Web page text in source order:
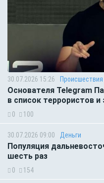
30.07.2026 15:26 Происшествия
Основателя Telegram
в список террористов
0 100
30.07.2026 09:00 Деньги
Популяция
шесть раз
0 154